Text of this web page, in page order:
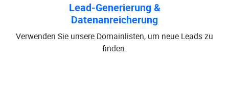
Lead-Generierung &
Datenanreicherung
Verwenden Sie unsere Domainlisten, um neue Leads zu
finden.